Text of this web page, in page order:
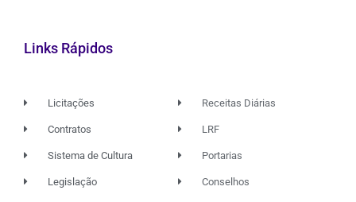
Links Rápidos
Licitações
Contratos
Sistema de Cultura
Legislação
Receitas Diárias
LRF
Portarias
Conselhos